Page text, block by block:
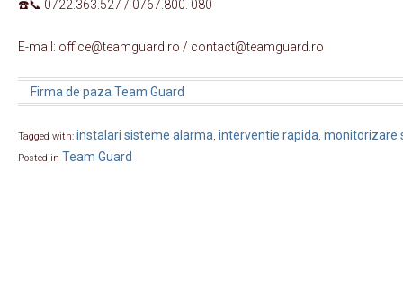
☎️📞 0722.363.527 / 0767.800. 080
E-mail: office@teamguard.ro / contact@teamguard.ro
Firma de paza Team Guard
Tagged with: instalari sisteme alarma, interventie rapida, monitorizare
Posted in Team Guard